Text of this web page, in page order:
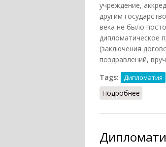
учреждение,
другим
века не было
дипломатическое
(заключения
поздравлений,
Tags:
Дипломатия
Подробнее